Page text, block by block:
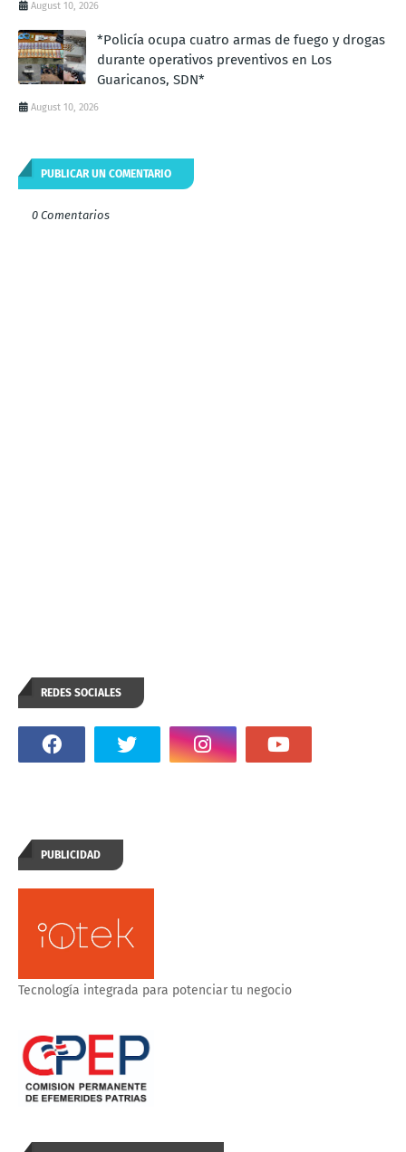
August 10, 2026
*Policía ocupa cuatro armas de fuego y drogas
durante operativos preventivos en Los
Guaricanos, SDN*
August 10, 2026
PUBLICAR UN COMENTARIO
0 Comentarios
REDES SOCIALES
PUBLICIDAD
Tecnología integrada para potenciar tu negocio